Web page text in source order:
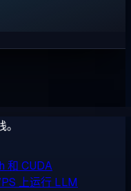
和 CUDA
上运行 LLM